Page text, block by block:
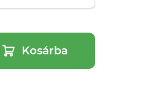
Kosárba